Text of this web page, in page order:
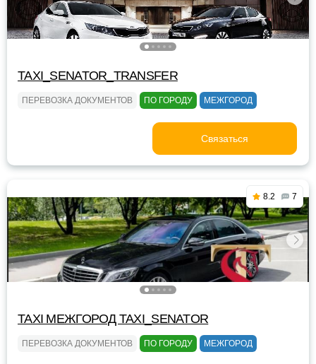
TAXI_SENATOR_TRANSFER
ПЕРЕВОЗКА ДОКУМЕНТОВ ПО ГОРОДУ МЕЖГОРОД
Связаться
8.2 7
TAXI МЕЖГОРОД TAXI_SENATOR
ПЕРЕВОЗКА ДОКУМЕНТОВ ПО ГОРОДУ МЕЖГОРОД